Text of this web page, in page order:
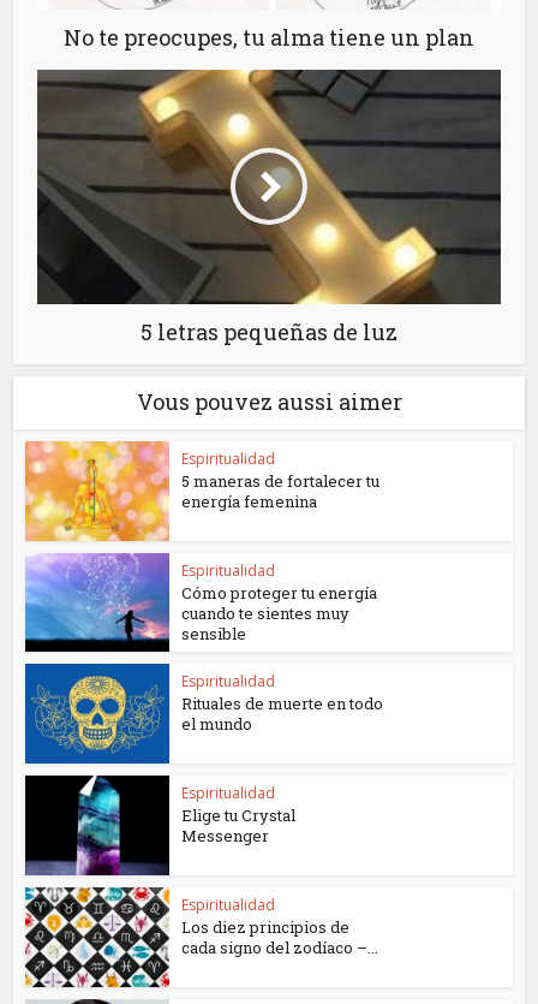
No te preocupes, tu alma tiene un plan
5 letras pequeñas de luz
Vous pouvez aussi aimer
Espiritualidad
5 maneras de fortalecer tu
energía femenina
Espiritualidad
Cómo proteger tu energía
cuando te sientes muy
sensible
Espiritualidad
Rituales de muerte en todo
el mundo
Espiritualidad
Elige tu Crystal
Messenger
Espiritualidad
Los diez principios de
cada signo del zodíaco –...